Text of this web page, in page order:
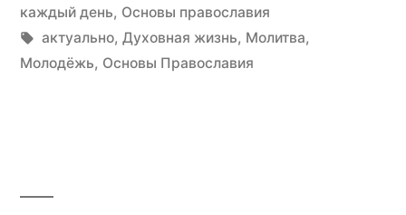
in
каждый день, Основы православия
Tags:
актуально, Духовная жизнь, Молитва,
Молодёжь, Основы Православия